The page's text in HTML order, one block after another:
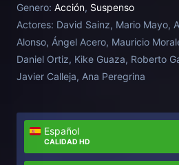
aparece una misteriosa caja
una reliquia de la Segunda
codiciada por gente de los
en el centro de una peligrosa
Genero: Acción, Suspenso
Actores: David Sainz, Mario Mayo,
Alonso, Ángel Acero, Mauricio
Daniel Ortiz, Kike Guaza, Roberto
Javier Calleja, Ana Peregrina
Español
CALIDAD HD